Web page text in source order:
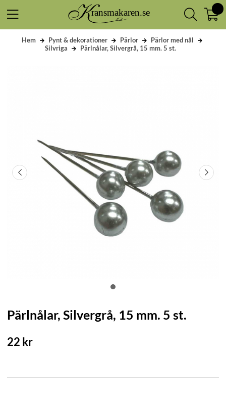
Hem Pynt & dekorationer Pärlor
Pärlor med nål
Silvriga
Pärlnålar, Silvergrå, 15 mm. 5 st.
Pärlnålar, Silvergrå, 15 mm. 5 st.
22 kr